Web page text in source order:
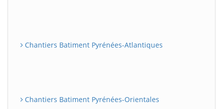
Chantiers Batiment Pyrénées-Atlantiques
Chantiers Batiment Pyrénées-Orientales